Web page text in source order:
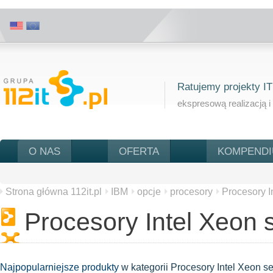
Ratujemy projekty IT
ekspresową realizacją i
O NAS OFERTA
Strona główna 112it.pl IBM opcje procesory Procesory
Procesory Intel Xeon
Najpopularniejsze produkty w kategorii Procesory Intel Xeon